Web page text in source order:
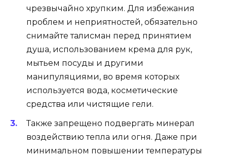
чрезвычайно хрупким. Для избежания
проблем и неприятностей, обязательно
снимайте талисман перед принятием
душа, использованием крема для рук,
мытьем посуды и другими
манипуляциями, во время которых
используется вода, косметические
средства или чистящие гели.
Также запрещено подвергать минерал
воздействию тепла или огня. Даже при
минимальном повышении температуры